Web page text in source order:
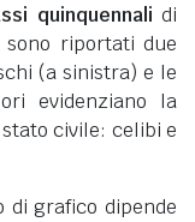
quinquennali di
riportati due
(a sinistra) e le
evidenziano la
civile: celibi e
grafico dipende